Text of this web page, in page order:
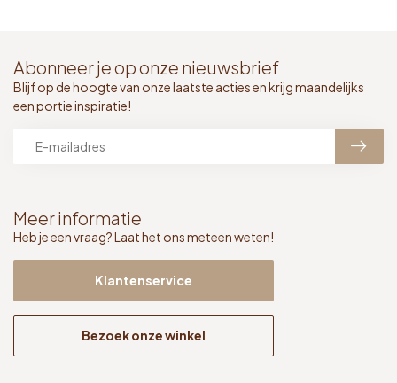
Meer informatie
Heb je een vraag? Laat het ons meteen weten!
Klantenservice
Bezoek onze winkel
Abonneer je op onze nieuwsbrief
Blijf op de hoogte van onze laatste acties en krijg maandelijks
een portie inspiratie!